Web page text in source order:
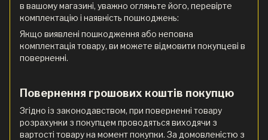
в вашому магазині, уважно огляньте його, перевірте
комплектацію і наявність пошкоджень:
Якщо виявлені пошкодження або неповна
комплектація товару, ви можете відмовити покупцеві в
поверненні.
Повернення грошових коштів покупцю
Згідно із законодавством, при поверненні товару
розрахунки з покупцем проводяться виходячи з
вартості товару на момент покупки. За домовленістю з